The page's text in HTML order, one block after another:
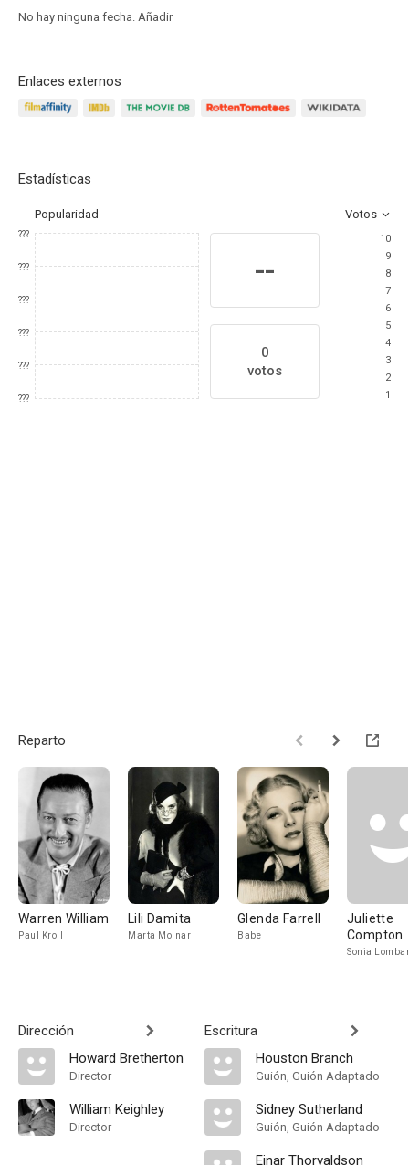
No hay ninguna fecha. Añadir
Enlaces externos
Estadísticas
Popularidad Votos
???
???
???
???
???
???
--
0
votos
10
9
8
7
6
5
4
3
2
1
Reparto
Warren William
Paul Kroll
Lili Damita
Marta Molnar
Glenda Farrell
Babe
Juliette
Compton
Sonia
Dirección
Howard Bretherton
Director
William Keighley
Director
Escritura
Houston Branch
Guión, Guión Adaptado
Sidney Sutherland
Guión, Guión Adaptado
Einar Thorvaldson